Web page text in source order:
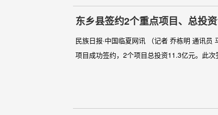
东乡县签约2个重点项目、总投
民族日报·中国临夏网讯 （记者 乔栋明 通讯
项目成功签约，2个项目总投资11.3亿元。此